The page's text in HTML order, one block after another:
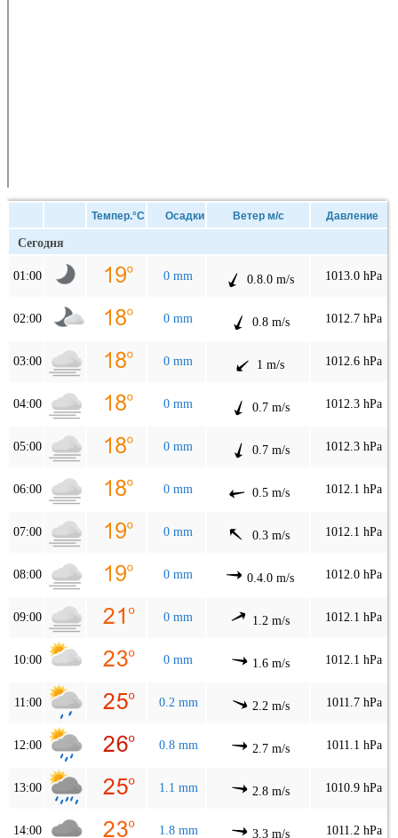
Темпер.°C Осадки Ветер м/с Давление
Сегодня
01:00 0 mm 0.8.0 m/s 1013.0 hPa
02:00 0 mm 0.8 m/s 1012.7 hPa
03:00 0 mm 1 m/s 1012.6 hPa
04:00 0 mm 0.7 m/s 1012.3 hPa
05:00 0 mm 0.7 m/s 1012.3 hPa
06:00 0 mm 0.5 m/s 1012.1 hPa
07:00 0 mm 0.3 m/s 1012.1 hPa
08:00 0 mm 0.4.0 m/s 1012.0 hPa
09:00 0 mm 1.2 m/s 1012.1 hPa
10:00 0 mm 1.6 m/s 1012.1 hPa
11:00 0.2 mm 2.2 m/s 1011.7 hPa
12:00 0.8 mm 2.7 m/s 1011.1 hPa
13:00 1.1 mm 2.8 m/s 1010.9 hPa
14:00 1.8 mm 3.3 m/s 1011.2 hPa